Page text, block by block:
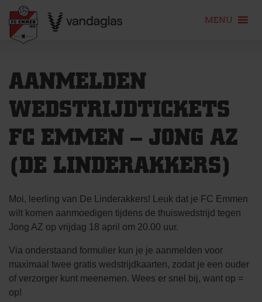
content
MENU
AANMELDEN
WEDSTRIJDTICKETS
FC EMMEN – JONG AZ
(DE LINDERAKKERS)
Moi, leerling van De Linderakkers! Leuk dat je FC Emmen
wilt komen aanmoedigen tijdens de thuiswedstrijd tegen
Jong AZ op vrijdag 18 april om 20.00 uur.
Via onderstaand formulier kun je je aanmelden voor
maximaal twee gratis wedstrijdkaarten, zodat je een ouder
of verzorger kunt meenemen. Wees er snel bij, want op =
op!